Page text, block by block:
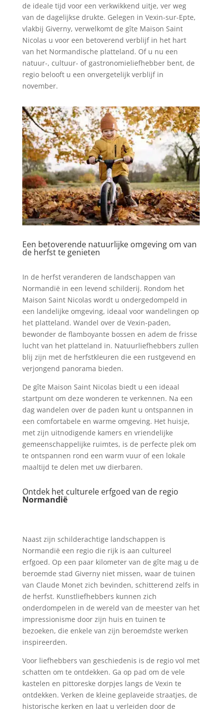
de ideale tijd voor een verkwikkend uitje, ver weg
van de dagelijkse drukte. Gelegen in Vexin-sur-Epte,
vlakbij Giverny, verwelkomt de gîte Maison Saint
Nicolas u voor een betoverend verblijf in het hart
van het Normandische platteland. Of u nu een
natuur-, cultuur- of gastronomieliefhebber bent, de
regio belooft u een onvergetelijk verblijf in
november.
Een betoverende natuurlijke omgeving om van
de herfst te genieten
In de herfst veranderen de landschappen van
Normandië in een levend schilderij. Rondom het
Maison Saint Nicolas wordt u ondergedompeld in
een landelijke omgeving, ideaal voor wandelingen op
het platteland. Wandel over de Vexin-paden,
bewonder de flamboyante bossen en adem de frisse
lucht van het platteland in. Natuurliefhebbers zullen
blij zijn met de herfstkleuren die een rustgevend en
verjongend panorama bieden.
De gîte Maison Saint Nicolas biedt u een ideaal
startpunt om deze wonderen te verkennen. Na een
dag wandelen over de paden kunt u ontspannen in
een comfortabele en warme omgeving. Het huisje,
met zijn uitnodigende kamers en vriendelijke
gemeenschappelijke ruimtes, is de perfecte plek om
te ontspannen rond een warm vuur of een lokale
maaltijd te delen met uw dierbaren.
Ontdek het culturele erfgoed van de regio
Normandië
Naast zijn schilderachtige landschappen is
Normandië een regio die rijk is aan cultureel
erfgoed. Op een paar kilometer van de gîte mag u de
beroemde stad Giverny niet missen, waar de tuinen
van Claude Monet zich bevinden, schitterend zelfs in
de herfst. Kunstliefhebbers kunnen zich
onderdompelen in de wereld van de meester van het
impressionisme door zijn huis en tuinen te
bezoeken, die enkele van zijn beroemdste werken
inspireerden.
Voor liefhebbers van geschiedenis is de regio vol met
schatten om te ontdekken. Ga op pad om de vele
kastelen en pittoreske dorpjes langs de Vexin te
ontdekken. Verken de kleine geplaveide straatjes, de
historische kerken en laat u verleiden door de